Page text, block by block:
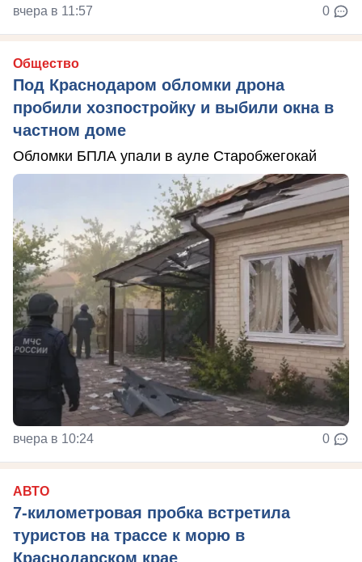
вчера в 11:57 0
Общество
Под Краснодаром обломки дрона
пробили хозпостройку и выбили окна в
частном доме
Обломки БПЛА упали в ауле Старобжегокай
вчера в 10:24 0
АВТО
7-километровая пробка встретила
туристов на трассе к морю в
Краснодарском крае